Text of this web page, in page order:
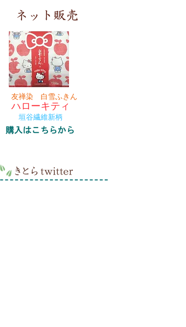
友禅染 白雪ふきん
ハローキティ
垣谷繊維新柄